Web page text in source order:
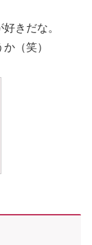
きだな。
（笑）